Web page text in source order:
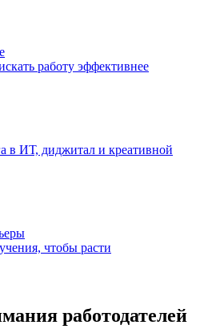
работу эффективнее
в ИТ, диджитал и креативной
чтобы расти
работодателей